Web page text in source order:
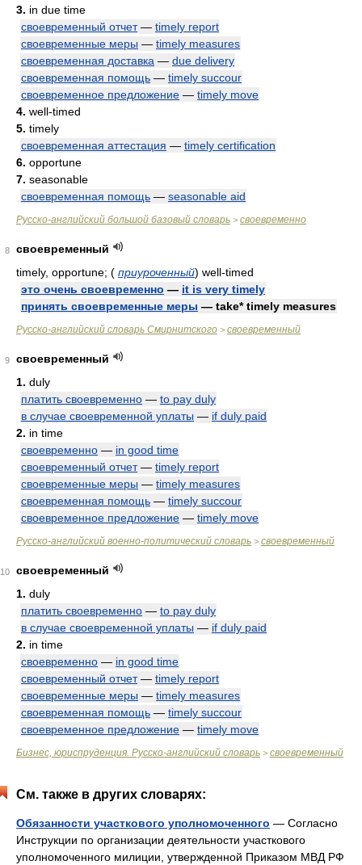
3. in due time
своевременный отчет— timely report
своевременные меры — timely measures
своевременная доставка — due delivery
своевременная помощь — timely succour
своевременное предложение — timely move
4. well-timed
5. timely
своевременная аттестация — timely certification
6. opportune
7. seasonable
своевременная помощь — seasonable aid
Русско-английский большой базовый словарь > своевременно
8
своевременный
timely, opportune; ( приуроченный) well-timed
это очень своевременно — it is very timely
принять своевременные меры — take* timely measures
Русско-английский словарь Смирнитского > своевременный
9
своевременный
1. duly
платить своевременно — to pay duly
в случае своевременной уплаты — if duly paid
2. in time
своевременно — in good time
своевременный отчет— timely report
своевременные меры — timely measures
своевременная помощь — timely succour
своевременное предложение — timely move
Русско-английский военно-политический словарь > своевременный
10
своевременный
1. duly
платить своевременно — to pay duly
в случае своевременной уплаты — if duly paid
2. in time
своевременно — in good time
своевременный отчет— timely report
своевременные меры — timely measures
своевременная помощь — timely succour
своевременное предложение — timely move
Бизнес, юриспруденция. Русско-английский словарь > своевременный
См. также в других словарях:
Обязанности участкового уполномоченного — Согласно
Инструкции по организации деятельности участкового
уполномоченного милиции, утвержденной Приказом МВД РФ